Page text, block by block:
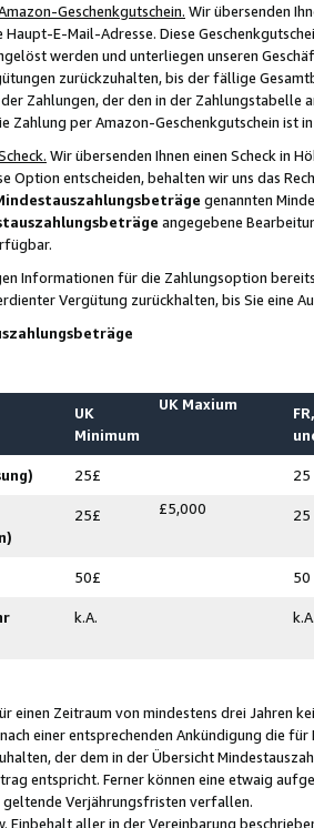
Geschenkgutschein. Wir übersenden
E-Mail-Adresse. Diese
werden und unterliegen unseren
zurückzuhalten, bis der fällige
Zahlungen, der den in der
Zahlung per Amazon-Geschenkgutschein ist
Wir übersenden Ihnen einen Scheck in
Option entscheiden, behalten wir uns das
genannten
angegebene
Informationen für die Zahlungsoption
Vergütung zurückhalten, bis Sie
UK
Minimum
UK Maxium
25£ 25
25£ £5,000 25
50£ 50
k.A.
einen Zeitraum von mindestens drei Jahren
einer entsprechenden Ankündigung die
der dem in der Übersicht
entspricht. Ferner können eine etwaig
Verjährungsfristen verfallen.
Einbehalt aller in der Vereinbarung